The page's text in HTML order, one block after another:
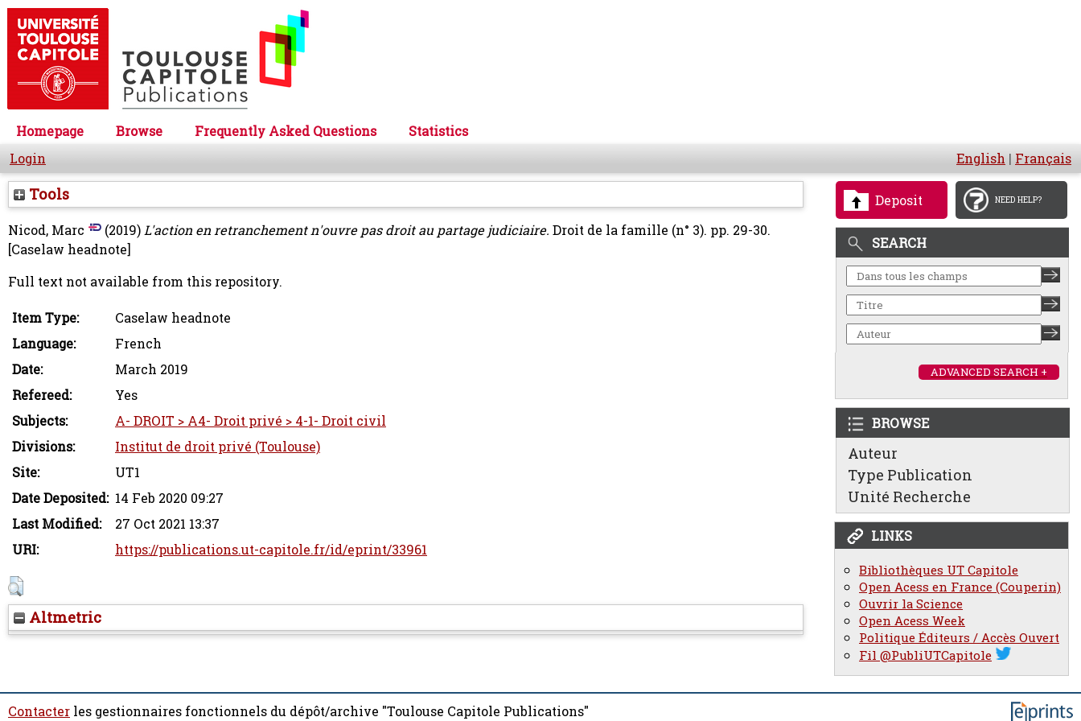
Homepage Browse Frequently Asked Questions
Statistics
Login
English | Français
Deposit NEED HELP?
SEARCH
ADVANCED SEARCH +
BROWSE
Auteur
Type Publication
Unité Recherche
LINKS
Bibliothèques UT Capitole
Open Acess en France (Couperin)
Ouvrir la Science
Open Acess Week
Politique Éditeurs / Accès Ouvert
Fil @PubliUTCapitole
Tools
Nicod, Marc (2019)L'action en retranchement n'ouvre pas droit au partage judiciaire. Droit de la famille (n° 3). pp. 29-30.
[Caselaw headnote]
Full text not available from this repository.
Item Type:
Caselaw headnote
Language:
French
Date:
March 2019
Refereed:
Yes
Subjects:
A- DROIT > A4- Droit privé > 4-1- Droit civil
Divisions:
Institut de droit privé (Toulouse)
Site:
UT1
Date Deposited: 14 Feb 2020 09:27
Last Modified:
27 Oct 2021 13:37
URI:
https://publications.ut-capitole.fr/id/eprint/33961
Altmetric
Contacter les gestionnaires fonctionnels du dépôt/archive "Toulouse Capitole Publications"